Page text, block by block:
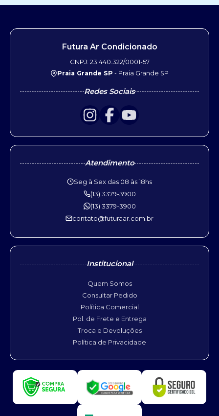
Futura Ar Condicionado
CNPJ: 23.440.322/0001-57
Praia Grande SP - Praia Grande SP
Redes Sociais
Atendimento
Seg à Sex das 08 às 18hs
(13) 3379-3900
(13) 3379-3900
contato@futuraar.com.br
Institucional
Quem Somos
Consultar Pedido
Política Comercial
Pol. de Frete e Entrega
Troca e Devoluções
Política de Privacidade